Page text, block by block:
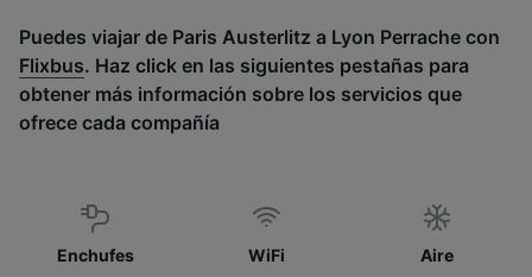
Puedes viajar de Paris Austerlitz a Lyon Perrache con
Flixbus. Haz click en las siguientes pestañas para
obtener más información sobre los servicios que
ofrece cada compañía
Enchufes WiFi
Aire